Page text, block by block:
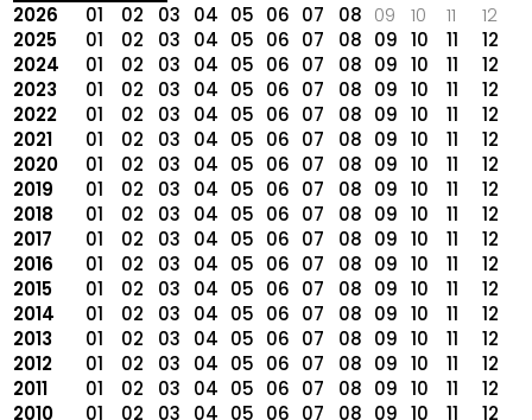
2026 01 02 03 04 05 06 07 08 09 10 11
12
2025
01 02 03 04 05 06 07 08 09 10 11
12
2024
01 02 03 04 05 06 07 08 09 10 11
12
2023
01 02 03 04 05 06 07 08 09 10 11
12
2022
01 02 03 04 05 06 07 08 09 10 11
12
2021
01 02 03 04 05 06 07 08 09 10 11
12
2020
01 02 03 04 05 06 07 08 09 10 11
12
2019
01 02 03 04 05 06 07 08 09 10 11
12
2018
01 02 03 04 05 06 07 08 09 10 11
12
2017
01 02 03 04 05 06 07 08 09 10 11
12
2016
01 02 03 04 05 06 07 08 09 10 11
12
2015
01 02 03 04 05 06 07 08 09 10 11
12
2014
01 02 03 04 05 06 07 08 09 10 11
12
2013
01 02 03 04 05 06 07 08 09 10 11
12
2012
01 02 03 04 05 06 07 08 09 10 11
12
2011
01 02 03 04 05 06 07 08 09 10 11
12
2010
01 02 03 04 05 06 07 08 09 10 11
12